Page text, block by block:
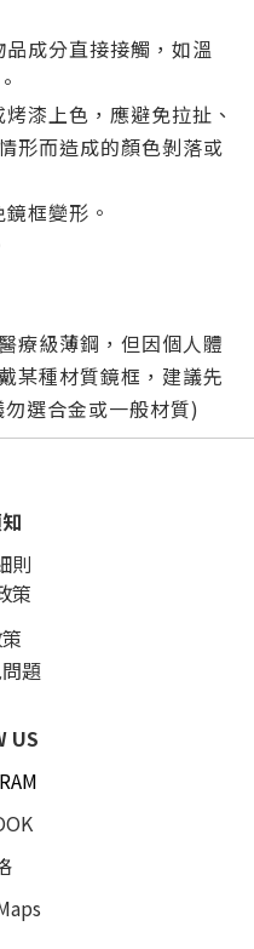
成分直接接觸，如溫
漆上色，應避免拉扯、
形而造成的顏色剝落或
框變形。
療級薄鋼，但因個人體
某種材質鏡框，建議先
選合金或一般材質)
則
策
題
US